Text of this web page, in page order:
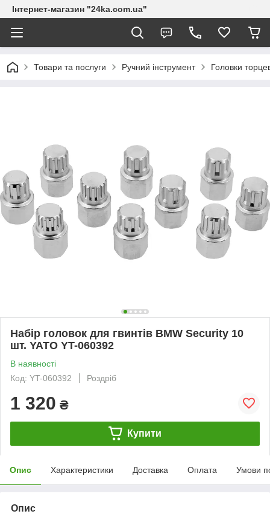
Інтернет-магазин "24ka.com.ua"
Товари та послуги Ручний інструмент Головки
Набір головок для гвинтів BMW Security 10
шт. YATO YT-060392
В наявності
Код: YT-060392
Роздріб
1 320 ₴
Купити
Опис Характеристики Доставка Оплата Умови
Опис